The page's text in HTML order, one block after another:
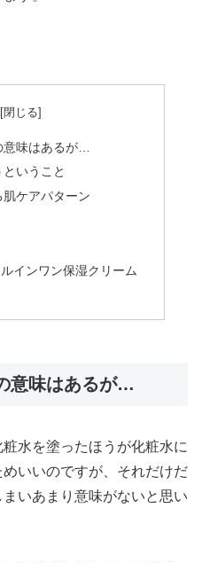
味はあるが…
いうこと
ケアパターン
インワン保湿クリーム
意味はあるが…
水を塗ったほうが化粧水に
いいのですが、それだけだ
いあまり意味がないと思い